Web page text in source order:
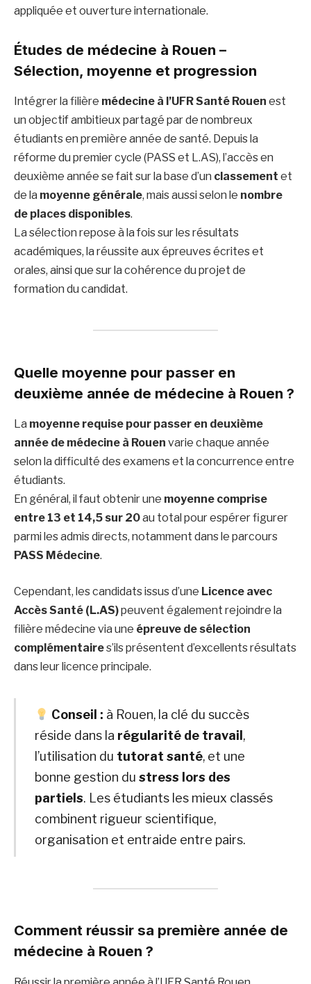
appliquée et ouverture internationale.
Études de médecine à Rouen –
Sélection, moyenne et progression
Intégrer la filière médecine à l’UFR Santé Rouen est
un objectif ambitieux partagé par de nombreux
étudiants en première année de santé. Depuis la
réforme du premier cycle (PASS et L.AS), l’accès en
deuxième année se fait sur la base d’un classement et
de la moyenne générale, mais aussi selon le nombre
de places disponibles.
La sélection repose à la fois sur les résultats
académiques, la réussite aux épreuves écrites et
orales, ainsi que sur la cohérence du projet de
formation du candidat.
Quelle moyenne pour passer en
deuxième année de médecine à Rouen ?
La moyenne requise pour passer en deuxième
année de médecine à Rouen varie chaque année
selon la difficulté des examens et la concurrence entre
étudiants.
En général, il faut obtenir une moyenne comprise
entre 13 et 14,5 sur 20au total pour espérer figurer
parmi les admis directs, notamment dans le parcours
PASS Médecine.
Cependant, les candidats issus d’une Licence avec
Accès Santé (L.AS)peuvent également rejoindre la
filière médecine via une épreuve de sélection
complémentaires’ils présentent d’excellents résultats
dans leur licence principale.
Conseil : à Rouen, la clé du succès
réside dans la régularité de travail ,
l’utilisation du tutorat santé, et une
bonne gestion du stress lors des
partiels. Les étudiants les mieux classés
combinent rigueur scientifique,
organisation et entraide entre pairs.
Comment réussir sa première année de
médecine à Rouen ?